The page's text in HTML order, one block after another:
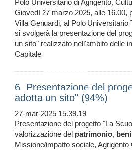
Polo Universitario di Agrigento,
Giovedì 27 marzo 2025, alle 16.00,
Villa Genuardi, al Polo Universitario
si svolgerà la presentazione del
un sito" realizzato nell'ambito delle
Capitale
6. Presentazione del
adotta un sito" (94%)
27-mar-2025 15.39.19
Presentazione del progetto "La
valorizzazione del patrimonio, beni
Missione/impatto sociale, Agrigento